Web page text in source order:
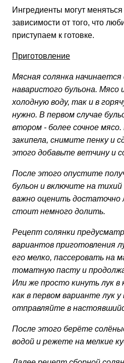
Ингредиенты могут
зависимости от того, что
приступаем к готовке.
Приготовление
Мясная солянка начинается
наваристого бульона. Мясо
холодную воду, так и в
нужно. В первом случае
втором - более сочное
закипела, снимите пенку и
этого добавьте ветчину и
После этого опустите
бульон и включите на
важно оценить достаточно
стоит немного долить.
Рецепт солянки
вариантов приготовления
его мелко, пассеровать на
томатную пасту и
Или же просто кинуть лук
как в первом варианте лук у
отправляйте в
После этого берёте
водой и режете на мелкие